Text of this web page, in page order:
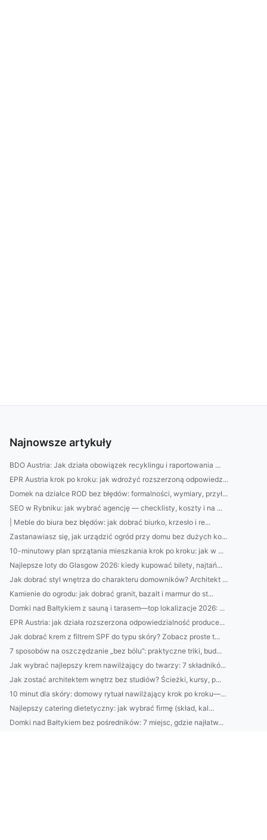
Najnowsze artykuły
BDO Austria: Jak działa obowiązek recyklingu i raportowania ...
EPR Austria krok po kroku: jak wdrożyć rozszerzoną odpowiedz...
Domek na działce ROD bez błędów: formalności, wymiary, przył...
SEO w Rybniku: jak wybrać agencję — checklisty, koszty i na ...
| Meble do biura bez błędów: jak dobrać biurko, krzesło i re...
Zastanawiasz się, jak urządzić ogród przy domu bez dużych ko...
10-minutowy plan sprzątania mieszkania krok po kroku: jak w ...
Najlepsze loty do Glasgow 2026: kiedy kupować bilety, najtań...
Jak dobrać styl wnętrza do charakteru domowników? Architekt ...
Kamienie do ogrodu: jak dobrać granit, bazalt i marmur do st...
Domki nad Bałtykiem z sauną i tarasem—top lokalizacje 2026: ...
EPR Austria: jak działa rozszerzona odpowiedzialność produce...
Jak dobrać krem z filtrem SPF do typu skóry? Zobacz proste t...
7 sposobów na oszczędzanie „bez bólu”: praktyczne triki, bud...
Jak wybrać najlepszy krem nawilżający do twarzy: 7 składnikó...
Jak zostać architektem wnętrz bez studiów? Ścieżki, kursy, p...
10 minut dla skóry: domowy rytuał nawilżający krok po kroku—...
Najlepszy catering dietetyczny: jak wybrać firmę (skład, kal...
Domki nad Bałtykiem bez pośredników: 7 miejsc, gdzie najłatw...